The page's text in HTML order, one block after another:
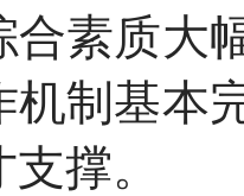
合素质大
机制基本
撑。